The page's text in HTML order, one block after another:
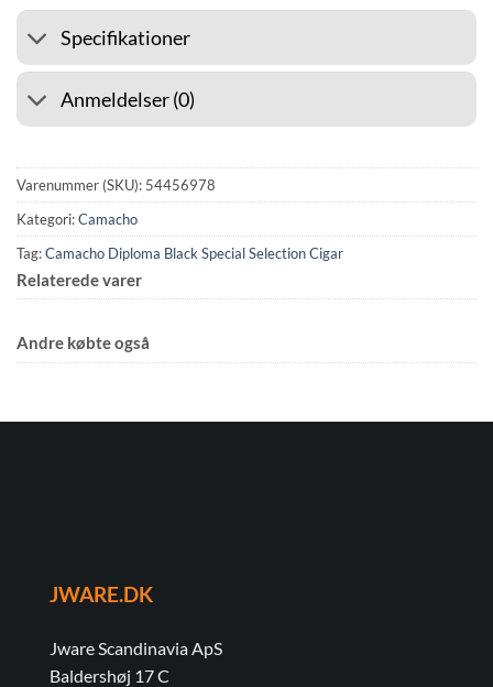
Specifikationer
Anmeldelser (0)
Varenummer (SKU): 54456978
Kategori:Camacho
Tag:Camacho Diploma Black Special Selection Cigar
Relaterede varer
Andre købte også
JWARE.DK
Jware Scandinavia ApS
Baldershøj 17 C